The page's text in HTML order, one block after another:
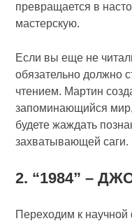
превращается в
мастерскую.
Если вы еще не
обязательно должно
чтением. Мартин
запоминающийся мир,
будете жаждать
захватывающей саги.
2. “1984” –
Переходим к научной